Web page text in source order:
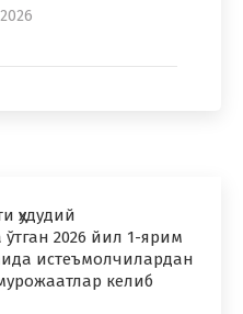
ҳудудий
2026 йил 1-ярим
истеъмолчилардан
келиб